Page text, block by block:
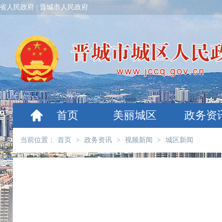
人民政府 晋城市人民政府
首页 美丽城区 政务资
当前位置： 首页 > 政务资讯 > 视频新闻 > 城区新闻